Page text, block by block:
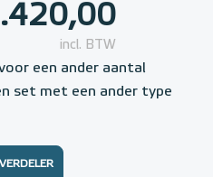
incl. BTW
een ander aantal
set met een ander type